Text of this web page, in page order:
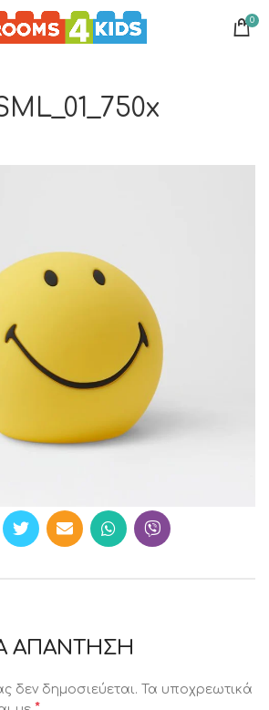
0
ΑΠΆΝΤΗΣΗ
δεν δημοσιεύεται. Τα υποχρεωτικά